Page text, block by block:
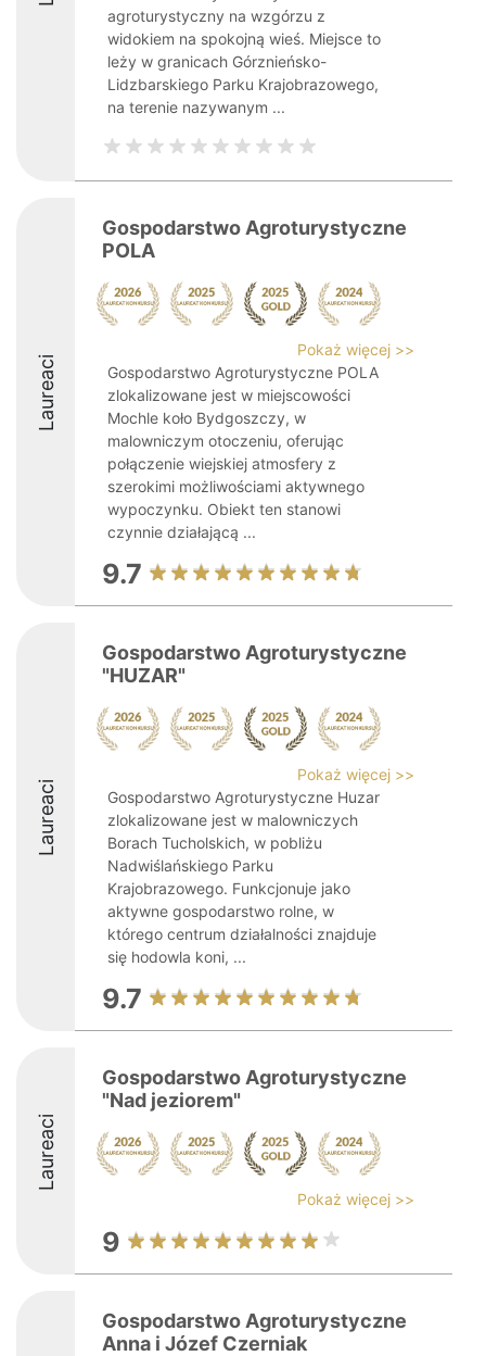
agroturystyczny na wzgórzu z
widokiem na spokojną wieś. Miejsce to
leży w granicach Górznieńsko-
Lidzbarskiego Parku Krajobrazowego,
na terenie nazywanym ...
Laureaci
Gospodarstwo Agroturystyczne
POLA
Pokaż więcej >>
Gospodarstwo Agroturystyczne POLA
zlokalizowane jest w miejscowości
Mochle koło Bydgoszczy, w
malowniczym otoczeniu, oferując
połączenie wiejskiej atmosfery z
szerokimi możliwościami aktywnego
wypoczynku. Obiekt ten stanowi
czynnie działającą ...
9.7
Laureaci
Gospodarstwo Agroturystyczne
"HUZAR"
Pokaż więcej >>
Gospodarstwo Agroturystyczne Huzar
zlokalizowane jest w malowniczych
Borach Tucholskich, w pobliżu
Nadwiślańskiego Parku
Krajobrazowego. Funkcjonuje jako
aktywne gospodarstwo rolne, w
którego centrum działalności znajduje
się hodowla koni, ...
9.7
Laureaci
Gospodarstwo Agroturystyczne
"Nad jeziorem"
Pokaż więcej >>
9
Gospodarstwo Agroturystyczne
Anna i Józef Czerniak